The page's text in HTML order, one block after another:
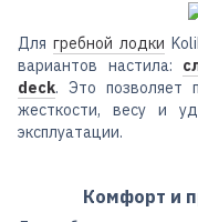
Для гребной лодки
вариантов настила:
deck. Это позволяет
жесткости, весу и
эксплуатации.
Комфорт и